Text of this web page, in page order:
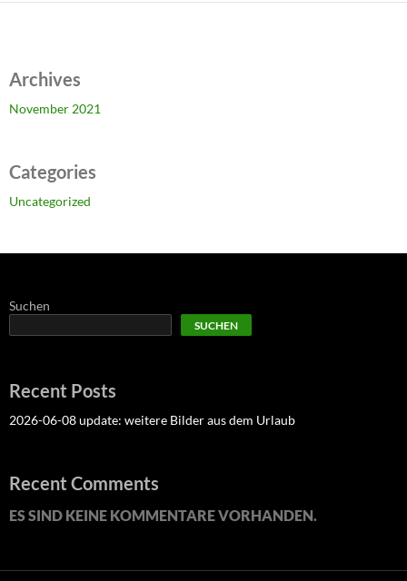
Archives
November 2021
Categories
Uncategorized
Suchen
SUCHEN
Recent Posts
2026-06-08 update: weitere Bilder aus dem Urlaub
Recent Comments
ES SIND KEINE KOMMENTARE VORHANDEN.